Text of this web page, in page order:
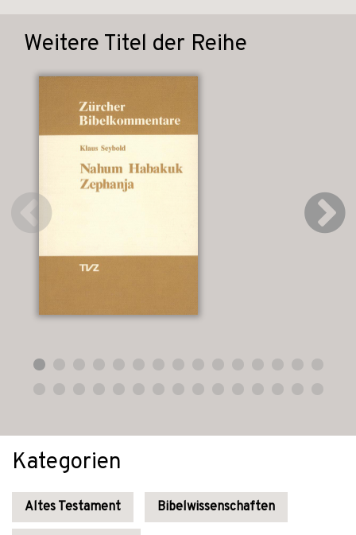
Weitere Titel der Reihe
Kategorien
Altes Testament Bibelwissenschaften